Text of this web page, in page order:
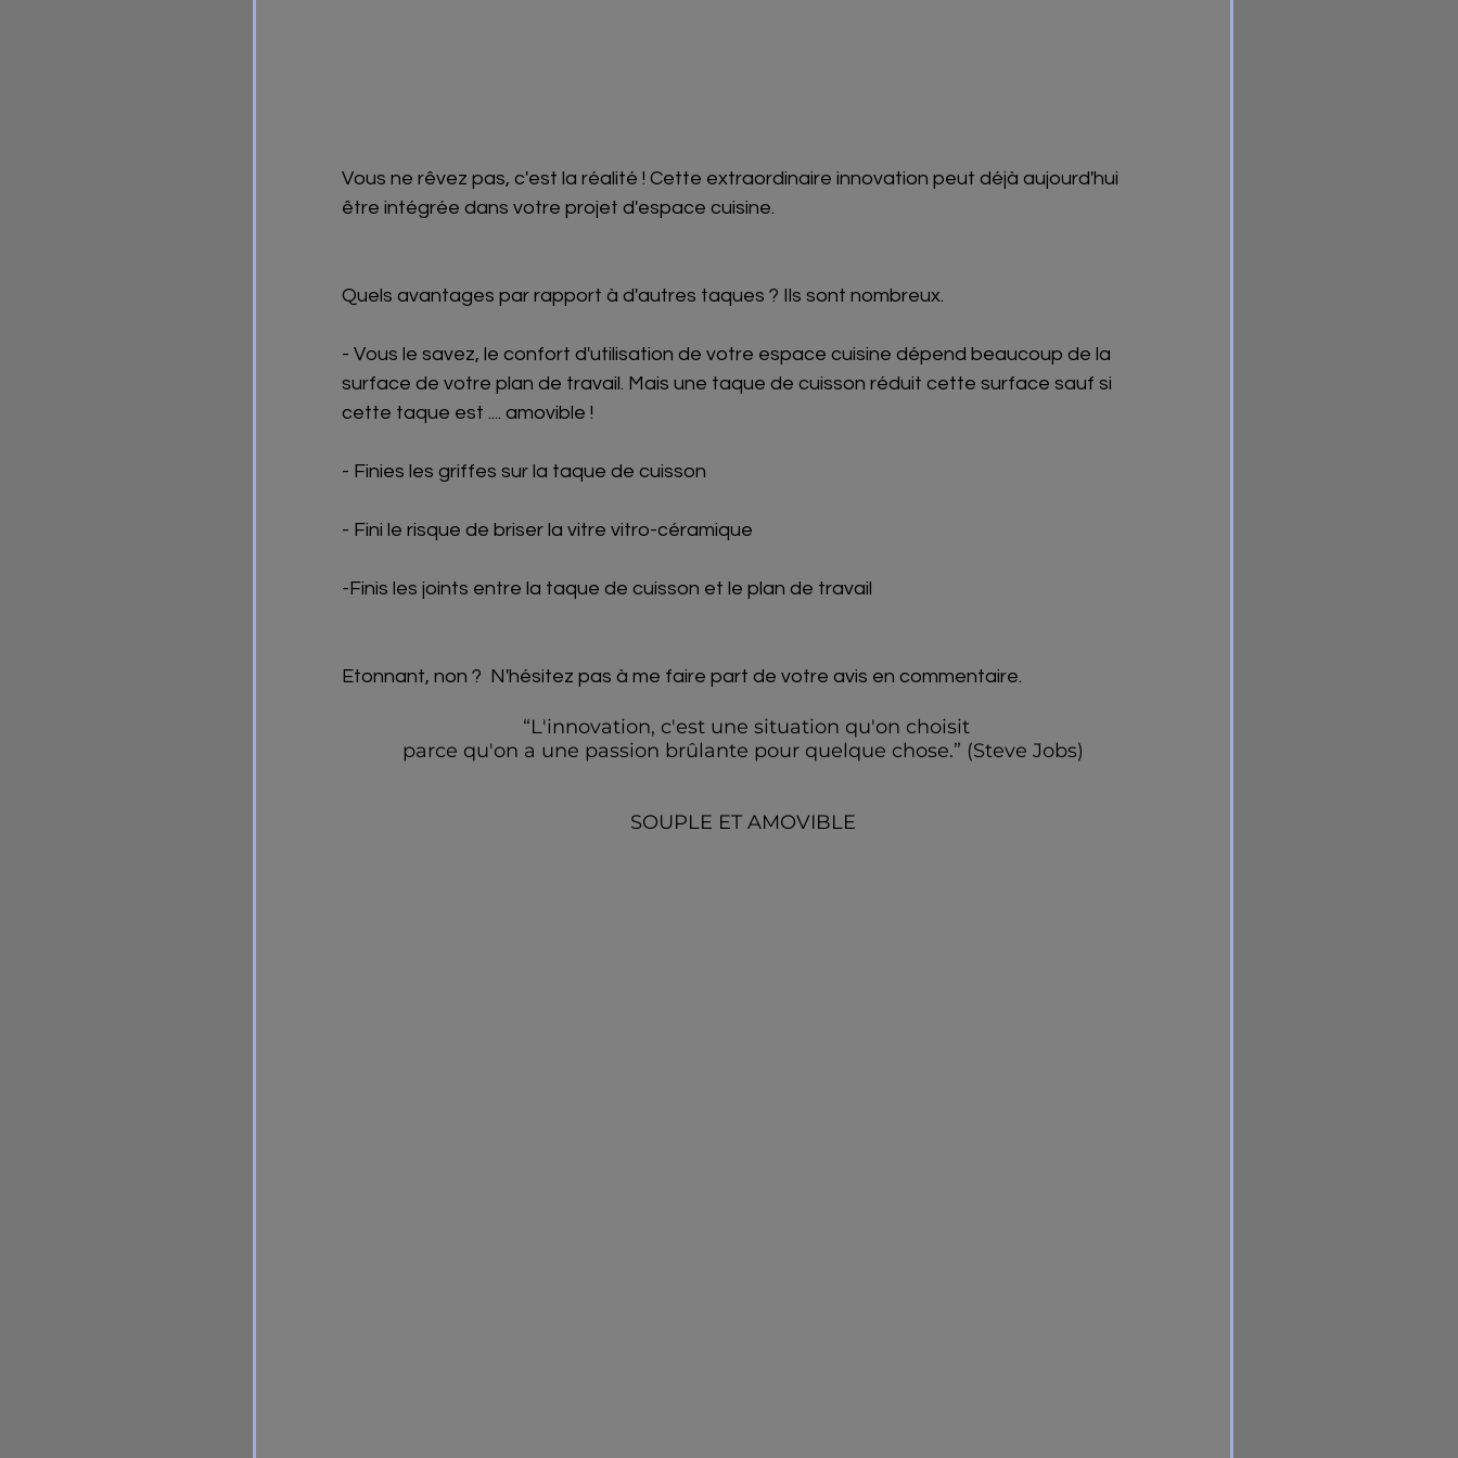
Vous ne rêvez pas, c'est la réalité ! Cette extraordinaire innovation peut déjà aujourd'hui
être intégrée dans votre projet d'espace cuisine.
Quels avantages par rapport à d'autres taques ? Ils sont nombreux.
- Vous le savez, le confort d'utilisation de votre espace cuisine dépend beaucoup de la
surface de votre plan de travail. Mais une taque de cuisson réduit cette surface sauf si
cette taque est .... amovible !
- Finies les griffes sur la taque de cuisson
- Fini le risque de briser la vitre vitro-céramique
-Finis les joints entre la taque de cuisson et le plan de travail
Etonnant, non ?  N'hésitez pas à me faire part de votre avis en commentaire.
  “L'innovation, c'est une situation qu'on choisit
parce qu'on a une passion brûlante pour quelque chose.” (Steve Jobs)
SOUPLE ET AMOVIBLE